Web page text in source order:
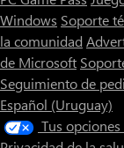
Windows Soporte
la comunidad
de Microsoft
Seguimiento de
Español (Uruguay)
Tus